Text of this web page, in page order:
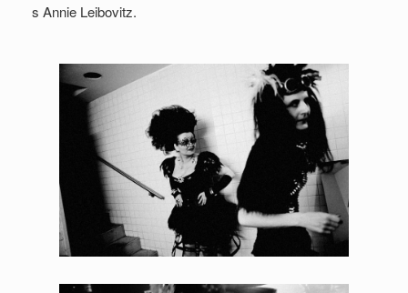
s Annie Leibovitz.